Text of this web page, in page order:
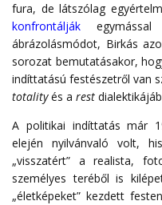
fura, de látszólag
konfrontálják
ábrázolásmódot, Birkás
sorozat bemutatásakor,
indíttatású festészetről van
totalityés a rest
A politikai indíttatás már
elején nyilvánvaló volt,
„visszatért” a realista,
személyes teréből is
„életképeket” kezdett